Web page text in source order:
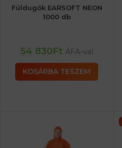
Füldugók EARSOFT NEON
1000 db
54 830Ft ÁFA-val
KOSÁRBA TESZEM